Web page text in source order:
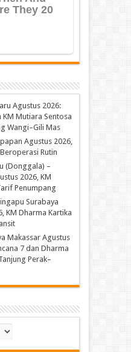
Agustus 2026:
Mutiara Sentosa
Wangi–Gili Mas
Agustus 2026,
Rutin
(Donggala) –
2026, KM
Penumpang
Surabaya
KM Dharma Kartika
Makassar Agustus
7 dan Dharma
Perak–